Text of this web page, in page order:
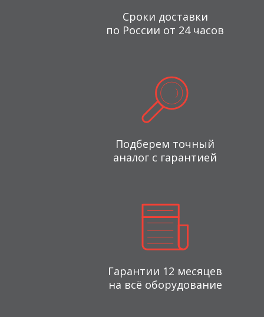
Сроки доставки
по России от 24 часов
Подберем точный
аналог с гарантией
Гарантии 12 месяцев
на всё оборудование